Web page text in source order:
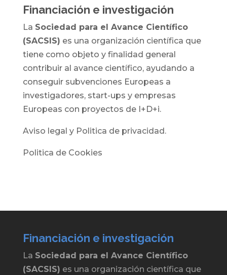
Financiación e investigación
La Sociedad para el Avance Científico
(SACSIS) es una organización científica que
tiene como objeto y finalidad general
contribuir al avance científico, ayudando a
conseguir subvenciones Europeas a
investigadores, start-ups y empresas
Europeas con proyectos de I+D+i.
Aviso legal y Politica de privacidad.
Politica de Cookies
Financiación e investigación
La Sociedad para el Avance Científico
(SACSIS) es una organización científica que